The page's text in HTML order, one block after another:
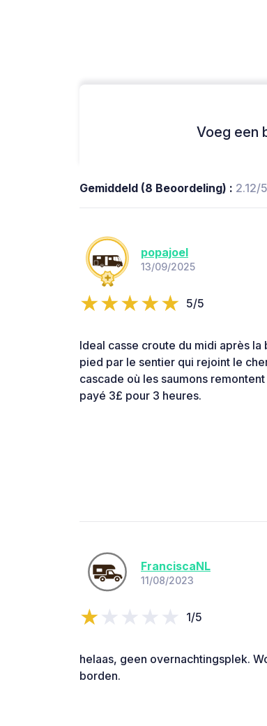
Voeg een
Gemiddeld (8 Beoordeling) : 2.12/5
popajoel
13/09/2025
5/5
Ideal casse croute du midi après
pied par le sentier qui rejoint le
cascade où les saumons
payé 3£ pour 3 heures.
FranciscaNL
11/08/2023
1/5
helaas, geen overnachtingsplek.
borden.